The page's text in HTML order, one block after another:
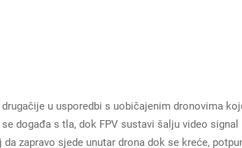
u usporedbi s uobičajenim dronovima
događa s tla, dok FPV sustavi šalju video signal
zapravo sjede unutar drona dok se kreće,